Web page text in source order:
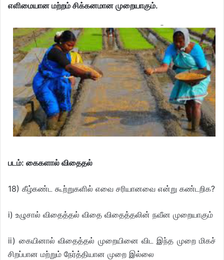
எளிமையான மற்றம் சிக்கனமான முறையாகும்.
படம்: கைகளால் விதைதல்
18) கீழ்கண்ட கூற்றுகளில் எவை சரியானவை என்று கண்டறிக?
ⅰ) உழுசால் விதைத்தல் விதை விதைத்தலின் நவீன முறையாகும்
ⅱ) கையினால் விதைத்தல் முறையினை விட இந்த முறை மிகச்
சிறப்பான மற்றும் நேர்த்தியான முறை இல்லை